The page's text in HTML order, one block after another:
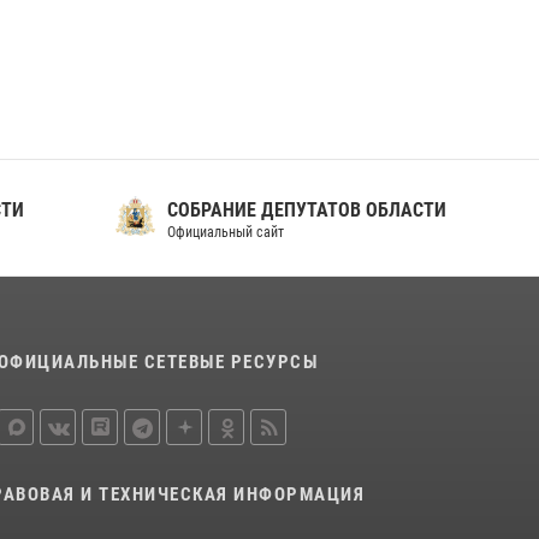
СОБРАНИЕ ДЕПУТАТОВ ОБЛАСТИ
Официальный сайт
СЕТЕВЫЕ РЕСУРСЫ
И ТЕХНИЧЕСКАЯ ИНФОРМАЦИЯ